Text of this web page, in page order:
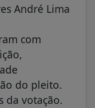
André Lima
com
do pleito.
da votação.